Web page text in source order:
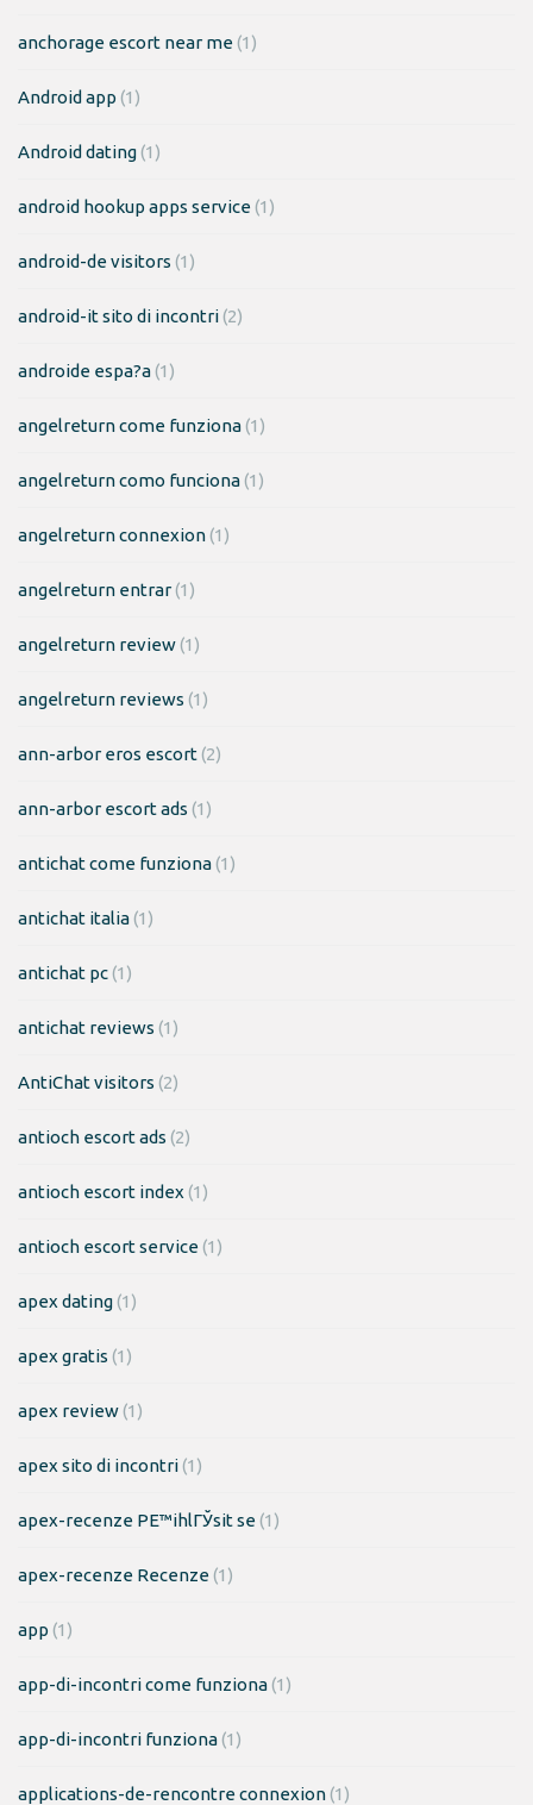
anchorage escort near me(1)
Android app (1)
Android dating(1)
android hookup apps service(1)
android-de visitors (1)
android-it sito di incontri(2)
androide espa?a(1)
angelreturn come funziona(1)
angelreturn como funciona(1)
angelreturn connexion(1)
angelreturn entrar(1)
angelreturn review(1)
angelreturn reviews (1)
ann-arbor eros escort(2)
ann-arbor escort ads (1)
antichat come funziona(1)
antichat italia(1)
antichat pc(1)
antichat reviews (1)
AntiChat visitors (2)
antioch escort ads (2)
antioch escort index (1)
antioch escort service(1)
apex dating(1)
apex gratis (1)
apex review(1)
apex sito di incontri(1)
apex-recenze PЕ™ihlГЎsit se(1)
apex-recenze Recenze(1)
app (1)
app-di-incontri come funziona(1)
app-di-incontri funziona(1)
applications-de-rencontre connexion(1)